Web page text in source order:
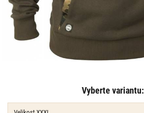
Vyberte variantu: